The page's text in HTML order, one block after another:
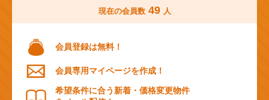
現在の会員数 49 人
会員登録は無料！
会員専用マイページを作成！
希望条件に合う新着・価格変更物件